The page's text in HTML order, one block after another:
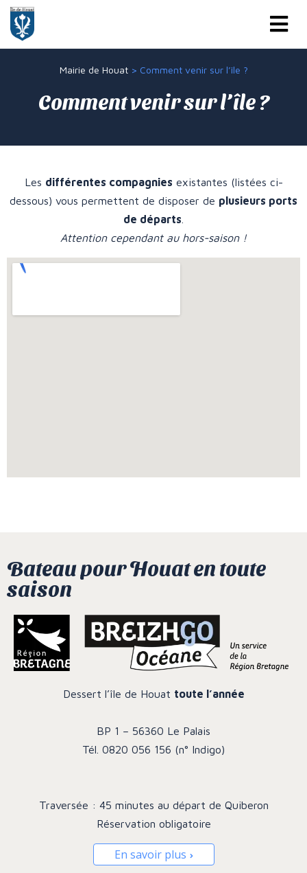
Mairie de Houat> Comment venir sur l’île ?
Comment venir sur l’île ?
Les différentes compagnies existantes (listées ci-
dessous) vous permettent de disposer de plusieurs ports
de départs
Attention cependant au hors-saison !
Bateau pour Houat en toute
saison
Dessert l’île de Houat toute l’année
BP 1 – 56360 Le Palais
Tél. 0820 056 156 (n° Indigo)
Traversée : 45 minutes au départ de Quiberon
Réservation obligatoire
En savoir plus